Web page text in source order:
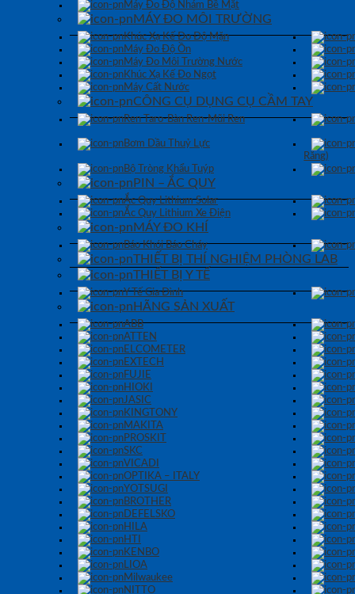
Máy Đo Độ Nhám Bề Mặt
MÁY ĐO MÔI TRƯỜNG
Khúc Xạ Kế Đo Độ Mặn
Máy Đo Độ Ồn
Máy Đo Môi Trường Nước
Khúc Xạ Kế Đo Ngọt
Máy Cất Nước
CÔNG CỤ DỤNG CỤ CẦM TAY
Ren Taro-Bàn Ren-Mũi Ren
Bơm Dầu Thuỷ Lực
Răng)
Bộ Tròng Khẩu Tuýp
PIN – ẮC QUY
Ắc Quy Lithium Solar
Ắc Quy Lithium Xe Điện
MÁY ĐO KHÍ
Báo Khói Báo Cháy
THIẾT BỊ THÍ NGHIỆM PHÒNG LAB
THIẾT BỊ Y TẾ
Y Tế Gia Đình
HÃNG SẢN XUẤT
ABB
ATTEN
ELCOMETER
EXTECH
FUJIE
HIOKI
JASIC
KINGTONY
MAKITA
PROSKIT
SKC
VICADI
OPTIKA – ITALY
YOTSUGI
BROTHER
DEFELSKO
HILA
HTI
KENBO
LIOA
Milwaukee
NITTO